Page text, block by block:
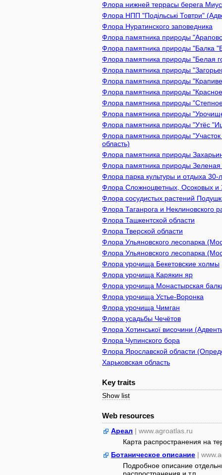
Флора нижней террасы берега
Флора НПП "Подільські Товтри"
Флора Нуратинского заповедника
Флора памятника природы
Флора памятника природы "Балка
Флора памятника природы "Белая
Флора памятника природы
Флора памятника природы
Флора памятника природы
Флора памятника природы
Флора памятника природы
Флора памятника природы "Утёс
Флора памятника природы
область)
Флора памятника природы
Флора памятника природы Зеленая
Флора парка культуры и отдыха
Флора Сложноцветных, Осоковых и
Флора сосудистых растений
Флора Таганрога и Неклиновского
Флора Ташкентской области
Флора Тверской области
Флора Ульяновского лесопарка
Флора Ульяновского лесопарка
Флора урочища Бекетовские холмы
Флора урочища Карякин яр
Флора урочища Монастырская
Флора урочища Устье-Воронка
Флора урочища Чимган
Флора усадьбы Чечётов
Флора Хотинської височини
Флора Чупинского бора
Флора Ярославской области
Харьковская область
Key traits
Show list
Web resources
Ареал | www.agroatlas.ru
Карта распространения на
Ботаническое описание |
Подробное описание